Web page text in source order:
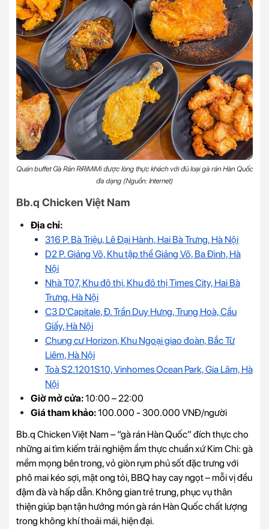
Quán buffet Gà Rán RiRiMiMi được lòng thực khách với đủ loại gà rán Hàn Quốc
đa dạng (Nguồn: Internet)
Bb.q Chicken Việt Nam
Địa chỉ:
316 P. Bà Triệu, Lê Đại Hành, Hai Bà Trưng, Hà Nội
D2 P. Giảng Võ, Khu tập thể Giảng Võ, Ba Đình, Hà
Nội
Nhà T07, Khu đô thị, Khu đô thị Times City, Hai Bà
Trưng, Hà Nội
C3 D'Capitale, Đ. Trần Duy Hưng, Trung Hoà, Cầu
Giấy, Hà Nội
Chung cư Horizon, Khu Ngoại giao đoàn, Bắc Từ
Liêm, Hà Nội
Toà S2.1201S10, Vinhomes Ocean Park, Gia Lâm, Hà
Nội
Giờ mở cửa:10:00 – 22:00
Giá tham khảo:100.000 - 300.000 VNĐ/người
Bb.q Chicken Việt Nam – “gà rán Hàn Quốc” đích thực cho
những ai tìm kiếm trải nghiệm ẩm thực chuẩn xứ Kim Chi: gà
mềm mọng bên trong, vỏ giòn rụm phủ sốt đặc trưng với
phô mai kéo sợi, mật ong tỏi, BBQ hay cay ngọt – mỗi vị đều
đậm đà và hấp dẫn. Không gian trẻ trung, phục vụ thân
thiện giúp bạn tận hưởng món gà rán Hàn Quốc chất lượng
trong không khí thoải mái, hiện đại.